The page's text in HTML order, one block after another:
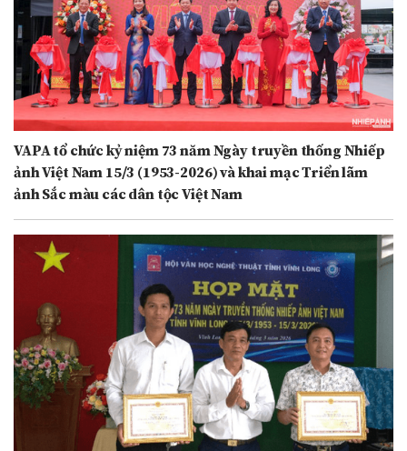
VAPA tổ chức kỷ niệm 73 năm Ngày truyền thống Nhiếp
ảnh Việt Nam 15/3 (1953-2026) và khai mạc Triển lãm
ảnh Sắc màu các dân tộc Việt Nam